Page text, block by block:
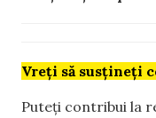
Vreți să susțineți
Puteți contribui la